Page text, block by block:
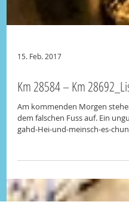
15. Feb. 2017
Km 28584 – Km
Am kommenden Morgen
dem falschen Fuss auf. Ein
gahd-Hei-und-meinsch-es-